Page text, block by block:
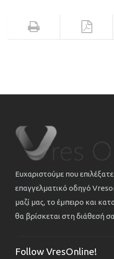
Ευχαριστούμε που
επαγγελματικό οδηγό
μαζί μας, το έμπειρο και
θα βρίσκεται στη διάθεσή
Follow VresOnline!